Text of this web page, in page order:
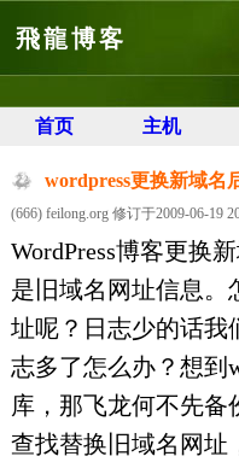
飛龍博客
首页
主机
wordpress更换新域名
(666) feilong.org 修订于2009-06-19
WordPress博客更换
是旧域名网址信息。
址呢？日志少的话我
志多了怎么办？想到
库，那飞龙何不先备
查找替换旧域名网址